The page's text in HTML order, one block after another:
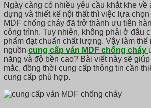
Ngày càng có nhiều yêu cầu khắt khe về
dựng và thiết kế nội thất thì việc lựa
MDF chống cháy đã trở thành ưu tiên
công trình. Tuy nhiên, không phải ở đâu
phẩm đạt chuẩn chất lượng. Vậy làm
nguồn cung cấp ván MDF chống cháy
năng và độ bền cao? Bài viết này sẽ
mắc, đồng thời cung cấp thông tin cần
cung cấp phù hợp.